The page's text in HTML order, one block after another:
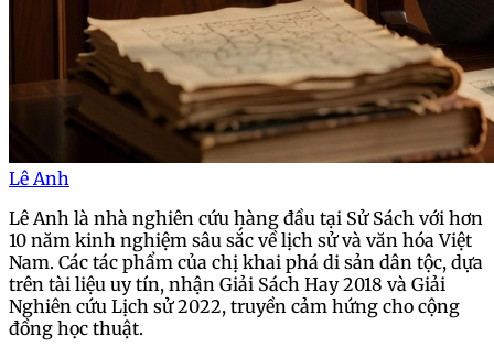
Lê Anh
Lê Anh là nhà nghiên cứu hàng đầu tại Sử Sách với hơn
10 năm kinh nghiệm sâu sắc về lịch sử và văn hóa Việt
Nam. Các tác phẩm của chị khai phá di sản dân tộc, dựa
trên tài liệu uy tín, nhận Giải Sách Hay 2018 và Giải
Nghiên cứu Lịch sử 2022, truyền cảm hứng cho cộng
đồng học thuật.